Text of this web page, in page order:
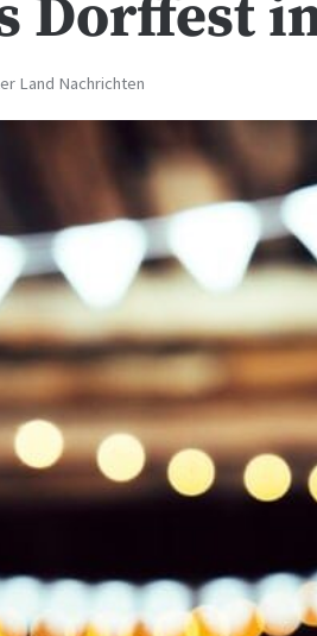
Dorffest
Land Nachrichten